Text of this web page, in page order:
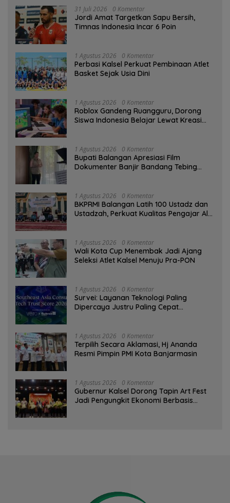
31 Juli 2026 0 Komentar
Jordi Amat Targetkan Sapu Bersih,
Timnas Indonesia Incar 6 Poin
1 Agustus 2026 0 Komentar
Perbasi Kalsel Perkuat Pembinaan Atlet
Basket Sejak Usia Dini
1 Agustus 2026 0 Komentar
Roblox Gandeng Ruangguru, Dorong
Siswa Indonesia Belajar Lewat Kreasi
1 Agustus 2026 0 Komentar
Bupati Balangan Apresiasi Film
Dokumenter Banjir Bandang Tebing
1 Agustus 2026 0 Komentar
BKPRMI Balangan Latih 100 Ustadz dan
Ustadzah, Perkuat Kualitas Pengajar Al-
1 Agustus 2026 0 Komentar
Wali Kota Cup Menembak Jadi Ajang
Seleksi Atlet Kalsel Menuju Pra-PON
1 Agustus 2026 0 Komentar
Survei: Layanan Teknologi Paling
Dipercaya Justru Paling Cepat
1 Agustus 2026 0 Komentar
‎Terpilih Secara Aklamasi, Hj Ananda
Resmi Pimpin PMI Kota Banjarmasin
1 Agustus 2026 0 Komentar
Gubernur Kalsel Dorong Tapin Art Fest
Jadi Pengungkit Ekonomi Berbasis